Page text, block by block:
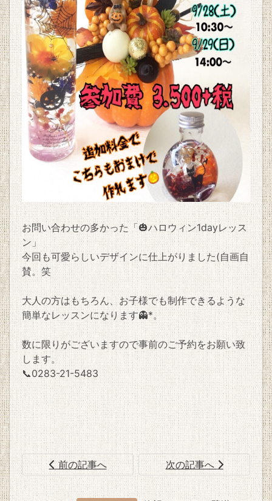
お問い合わせの多かった「🎃ハロウィン1dayレッス
ン」
今回も可愛らしいデザインに仕上がりました(自画自
賛。笑
大人の方はもちろん、お子様でも制作できるような
簡単なレッスンになります👻*。
数に限りがございますので事前のご予約をお願い致
します。
📞0283-21-5483
前の記事へ 次の記事へ